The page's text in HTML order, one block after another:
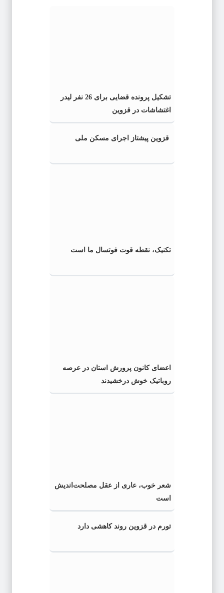
تشکیل پرونده قضایی برای 26 نفر لیدر
اغتشاشات در قزوین
قزوین پیشتاز اجرای مسکن ملی
تکنیک، نقطه قوت فوتسال ما است
اعضای کانون پرورش استان در عرصه
روباتیک خوش درخشیدند
شعر خوب، عاری از عقل مصلحت‌اندیش
است
تورم در قزوین روند کاهشی دارد